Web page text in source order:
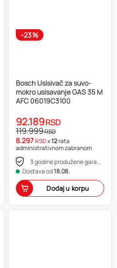
-23%
Bosch Usisivač za suvo-
mokro usisavanje GAS 35 M
AFC 06019C3100
92.189RSD
119.999RSD
8.297RSDx12rata
administrativnom zabranom
3 godine produžene garancije
Dostava od18.08.
Dodaj u korpu